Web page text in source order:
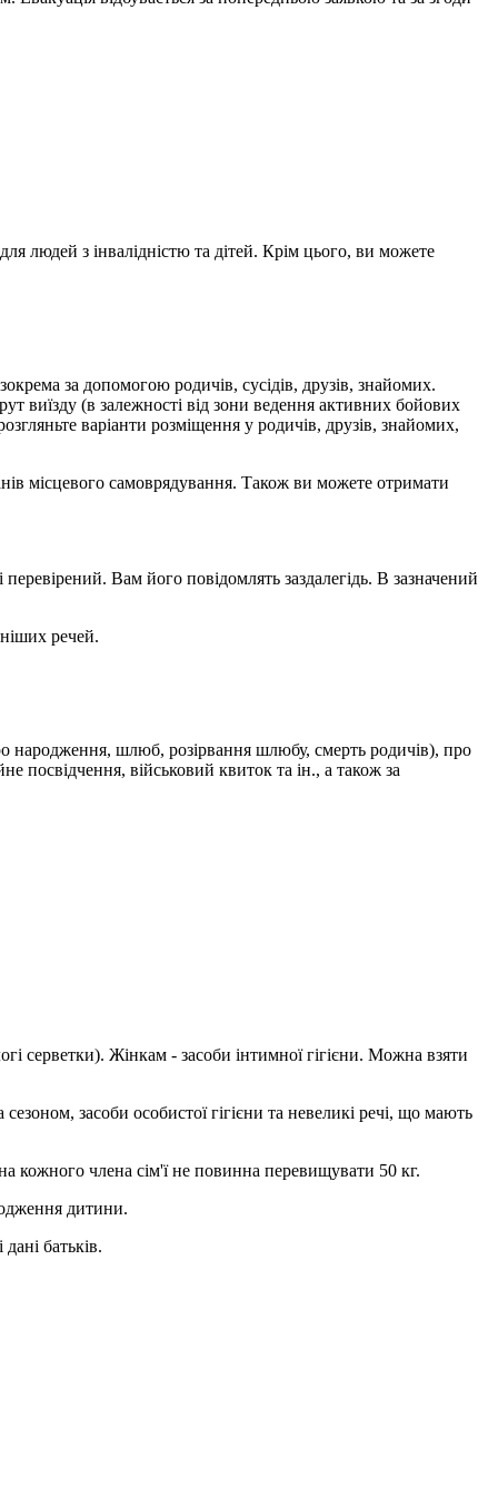
людей з інвалідністю та дітей. Крім цього, ви можете
за допомогою родичів, сусідів, друзів, знайомих.
виїзду (в залежності від зони ведення активних бойових
варіанти розміщення у родичів, друзів, знайомих,
місцевого самоврядування. Також ви можете отримати
Вам його повідомлять заздалегідь. В зазначений
речей.
народження, шлюб, розірвання шлюбу, смерть родичів), про
посвідчення, військовий квиток та ін., а також за
серветки). Жінкам - засоби інтимної гігієни. Можна взяти
засоби особистої гігієни та невеликі речі, що мають
кожного члена сім'ї не повинна перевищувати 50 кг.
дитини.
батьків.